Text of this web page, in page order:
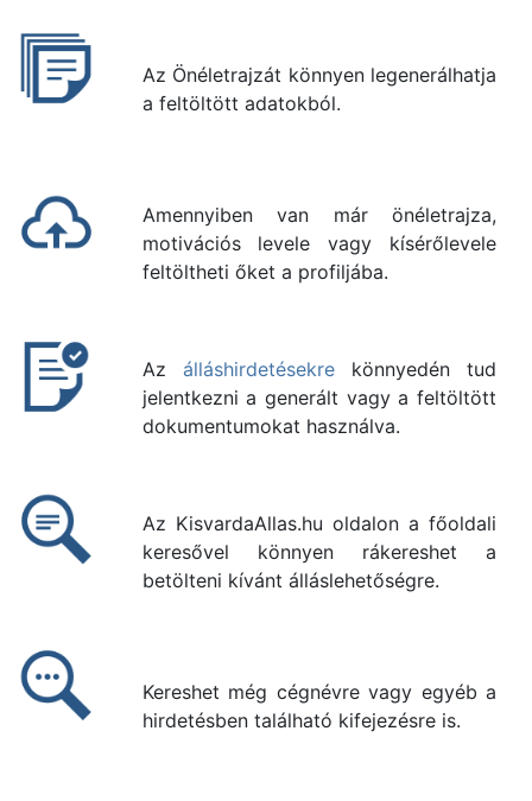
Az Önéletrajzát könnyen legenerálhatja
a feltöltött adatokból.
Amennyiben van már önéletrajza,
motivációs levele vagy kísérőlevele
feltöltheti őket a profiljába.
Az álláshirdetésekrekönnyedén tud
jelentkezni a generált vagy a feltöltött
dokumentumokat használva.
Az KisvardaAllas.hu oldalon a főoldali
keresővel könnyen rákereshet a
betölteni kívánt álláslehetőségre.
Kereshet még cégnévre vagy egyéb a
hirdetésben található kifejezésre is.